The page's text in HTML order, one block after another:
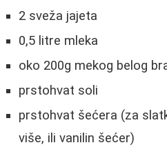
2 sveža jajeta
0,5 litre mleka
oko 200g mekog belog
prstohvat soli
prstohvat šećera (za
više, ili vanilin šećer)